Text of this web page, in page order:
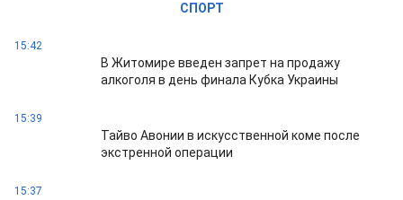
СПОРТ
15:42
В Житомире введен запрет на продажу
алкоголя в день финала Кубка Украины
15:39
Тайво Авонии в искусственной коме после
экстренной операции
15:37